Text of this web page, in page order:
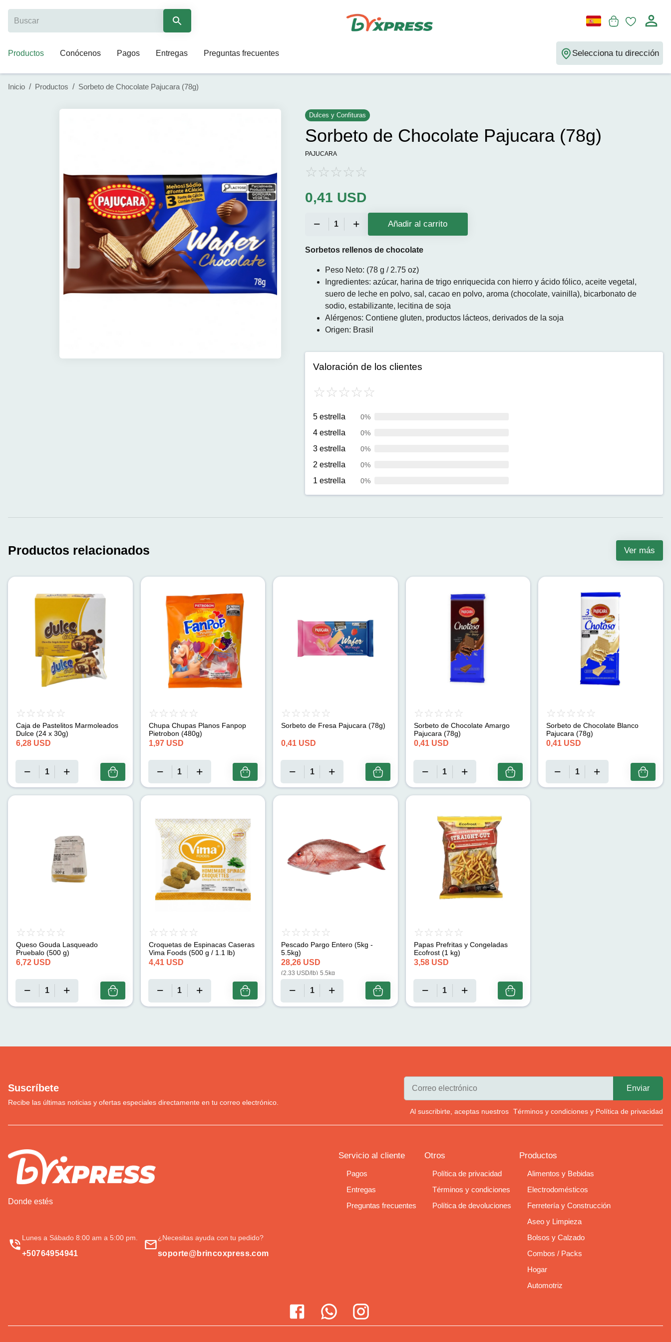
Productos Conócenos Pagos Entregas Preguntas frecuentes Selecciona tu dirección
Inicio / Productos / Sorbeto de Chocolate Pajucara (78g)
Dulces y Confituras
Sorbeto de Chocolate Pajucara (78g)
PAJUCARA
0,41 USD
Añadir al carrito
Sorbetos rellenos de chocolate
Peso Neto: (78 g / 2.75 oz)
Ingredientes: azúcar, harina de trigo enriquecida con hierro y ácido fólico, aceite vegetal,
suero de leche en polvo, sal, cacao en polvo, aroma (chocolate, vainilla), bicarbonato de
sodio, estabilizante, lecitina de soja
Alérgenos: Contiene gluten, productos lácteos, derivados de la soja
Origen: Brasil
Valoración de los clientes
5 estrella 0%
4 estrella 0%
3 estrella 0%
2 estrella 0%
1 estrella 0%
Productos relacionados Ver más
Caja de Pastelitos Marmoleados
Dulce (24 x 30g)
6,28 USD
Chupa Chupas Planos Fanpop
Pietrobon (480g)
1,97 USD
Sorbeto de Fresa Pajucara (78g)
0,41 USD
Sorbeto de Chocolate Amargo
Pajucara (78g)
0,41 USD
Sorbeto de Chocolate Blanco
Pajucara (78g)
0,41 USD
Queso Gouda Lasqueado
Pruebalo (500 g)
6,72 USD
Croquetas de Espinacas Caseras
Vima Foods (500 g / 1.1 lb)
4,41 USD
Pescado Pargo Entero (5kg -
5.5kg)
28,26 USD
(2,33 USD/lb) 5.5kg
Papas Prefritas y Congeladas
Ecofrost (1 kg)
3,58 USD
Suscríbete
Recibe las últimas noticias y ofertas especiales directamente en tu correo electrónico.
Al suscribirte, aceptas nuestros Términos y condiciones y Política de privacidad
Donde estés
Lunes a Sábado 8:00 am a 5:00 pm.
+50764954941
¿Necesitas ayuda con tu pedido?
soporte@brincoxpress.com
Servicio al cliente
Pagos
Entregas
Preguntas frecuentes
Otros
Política de privacidad
Términos y condiciones
Política de devoluciones
Productos
Alimentos y Bebidas
Electrodomésticos
Ferretería y Construcción
Aseo y Limpieza
Bolsos y Calzado
Combos / Packs
Hogar
Automotriz